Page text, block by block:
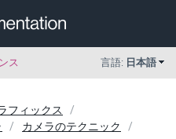
ス 言語: 日本語
フィックス
カメラのテクニック